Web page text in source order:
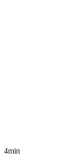
4min